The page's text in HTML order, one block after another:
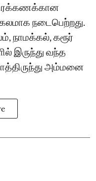
நடைபெற்றது.
நாமக்கல், கரூர்
இருந்து வந்த
அம்மனை